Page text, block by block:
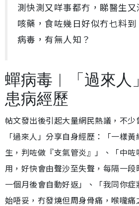
測快測又咩事都冇，睇醫生
咳藥，食咗幾日好似冇乜料
病毒，有無人知？
蟬病毒︱「過來人
患病經歷
帖文發出後引起大量網民熱議，不
「過來人」分享自身經歷：「一樣
生，判咗做『支氣管炎』」、「中
用，好快會由聲沙至失聲，每隔一段
一個月後會自動好返」、「我同你
始唔妥，冇發燒但周身骨痛，喉嚨